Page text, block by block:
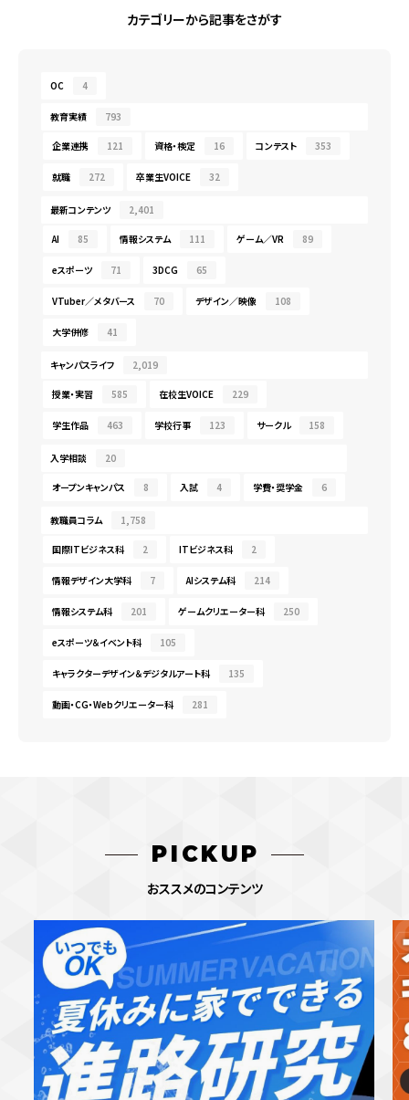
カテゴリーから記事をさがす
OC 4
教育実績 793
企業連携 121 資格・検定 16 コンテスト 353
就職 272 卒業生VOICE 32
最新コンテンツ 2,401
AI 85 情報システム 111 ゲーム／VR 89
eスポーツ 71 3DCG 65
VTuber／メタバース 70 デザイン／映像 108
大学併修 41
キャンパスライフ 2,019
授業・実習 585 在校生VOICE 229
学生作品 463 学校行事 123 サークル 158
入学相談 20
オープンキャンパス 8 入試 4 学費・奨学金 6
教職員コラム 1,758
国際ITビジネス科 2 ITビジネス科 2
情報デザイン大学科 7 AIシステム科 214
情報システム科 201 ゲームクリエーター科 250
eスポーツ＆イベント科 105
キャラクターデザイン＆デジタルアート科 135
動画・CG・Webクリエーター科 281
PICKUP
おススメのコンテンツ